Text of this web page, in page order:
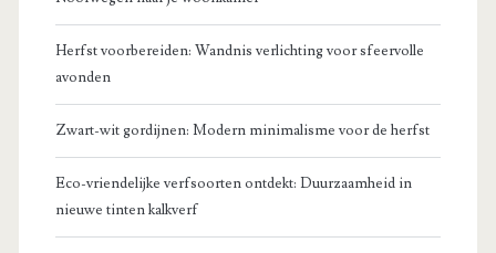
Herfst voorbereiden: Wandnis verlichting voor sfeervolle
avonden
Zwart-wit gordijnen: Modern minimalisme voor de herfst
Eco-vriendelijke verfsoorten ontdekt: Duurzaamheid in
nieuwe tinten kalkverf